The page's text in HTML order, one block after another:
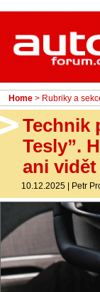
Home > Rubriky a
Technik
Tesly”.
ani vidět
10.12.2025 | Petr